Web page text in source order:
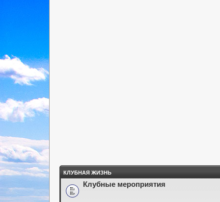
КЛУБНАЯ ЖИЗНЬ
Клубные мероприятия